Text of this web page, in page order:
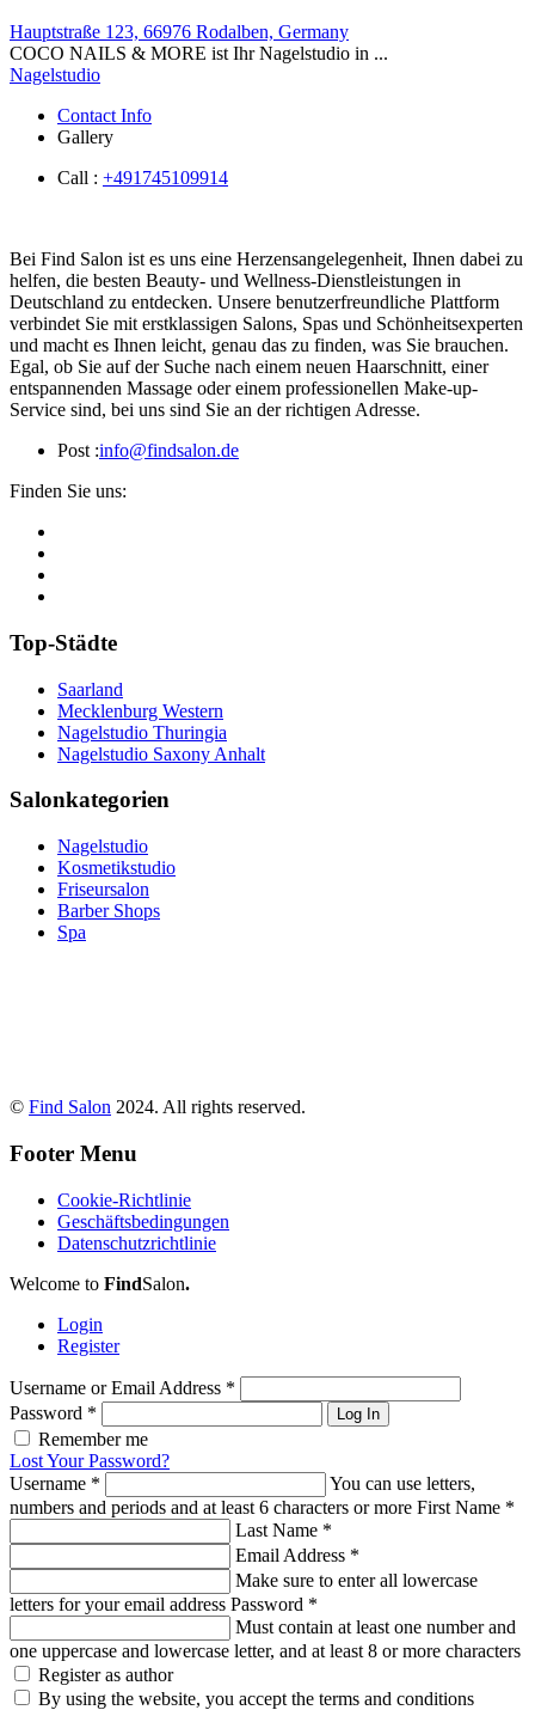
Hauptstraße 123, 66976 Rodalben, Germany
COCO NAILS & MORE ist Ihr Nagelstudio in ...
Nagelstudio
Contact Info
Gallery
Call : +491745109914
Bei Find Salon ist es uns eine Herzensangelegenheit, Ihnen dabei zu
helfen, die besten Beauty- und Wellness-Dienstleistungen in
Deutschland zu entdecken. Unsere benutzerfreundliche Plattform
verbindet Sie mit erstklassigen Salons, Spas und Schönheitsexperten
und macht es Ihnen leicht, genau das zu finden, was Sie brauchen.
Egal, ob Sie auf der Suche nach einem neuen Haarschnitt, einer
entspannenden Massage oder einem professionellen Make-up-
Service sind, bei uns sind Sie an der richtigen Adresse.
Post :info@findsalon.de
Finden Sie uns:
Top-Städte
Saarland
Mecklenburg Western
Nagelstudio Thuringia
Nagelstudio Saxony Anhalt
Salonkategorien
Nagelstudio
Kosmetikstudio
Friseursalon
Barber Shops
Spa
© Find Salon 2024. All rights reserved.
Footer Menu
Cookie-Richtlinie
Geschäftsbedingungen
Datenschutzrichtlinie
Welcome to FindSalon.
Login
Register
Username or Email Address *
Password * Log In
Remember me
Lost Your Password?
Username *
You can use letters,
numbers and periods and at least 6 characters or more First Name *
Last Name *
Email Address *
Make sure to enter all lowercase
letters for your email address Password *
Must contain at least one number and
one uppercase and lowercase letter, and at least 8 or more characters
Register as author
By using the website, you accept the terms and conditions